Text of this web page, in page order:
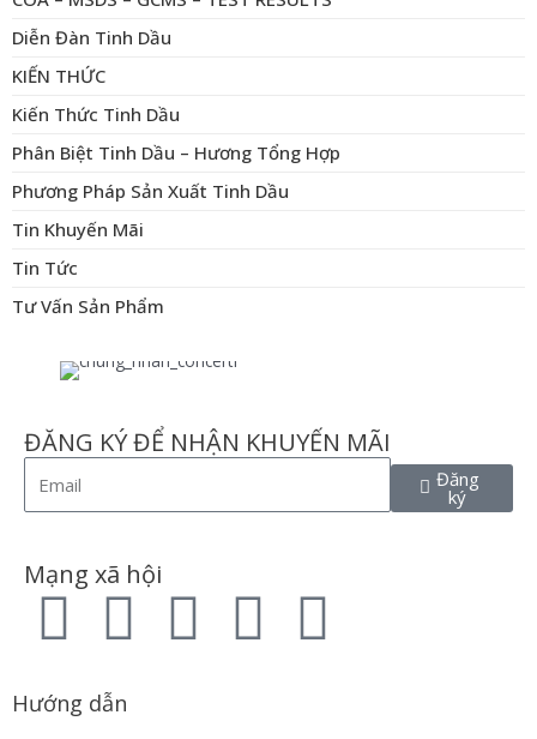
Diễn Đàn Tinh Dầu
KIẾN THỨC
Kiến Thức Tinh Dầu
Phân Biệt Tinh Dầu – Hương Tổng Hợp
Phương Pháp Sản Xuất Tinh Dầu
Tin Khuyến Mãi
Tin Tức
Tư Vấn Sản Phẩm
ĐĂNG KÝ ĐỂ NHẬN KHUYẾN MÃI
Đăng
ký
Mạng xã hội
Hướng dẫn